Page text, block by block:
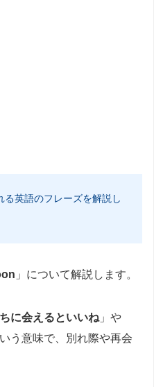
る英語のフレーズを解説し
」について解説します。
に会えるといいね 」や
いう意味で、別れ際や再会